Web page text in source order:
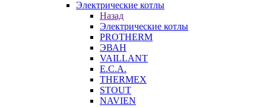
Электрические котлы
Назад
Электрические котлы
PROTHERM
ЭВАН
VAILLANT
E.C.A.
THERMEX
STOUT
NAVIEN